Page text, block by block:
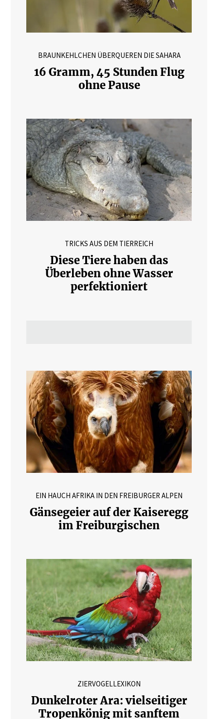
BRAUNKEHLCHEN ÜBERQUEREN DIE SAHARA
16 Gramm, 45 Stunden Flug
ohne Pause
TRICKS AUS DEM TIERREICH
Diese Tiere haben das
Überleben ohne Wasser
perfektioniert
EIN HAUCH AFRIKA IN DEN FREIBURGER ALPEN
Gänsegeier auf der Kaiseregg
im Freiburgischen
ZIERVOGELLEXIKON
Dunkelroter Ara: vielseitiger
Tropenkönig mit sanftem